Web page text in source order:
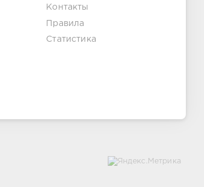
Контакты
Правила
Статистика